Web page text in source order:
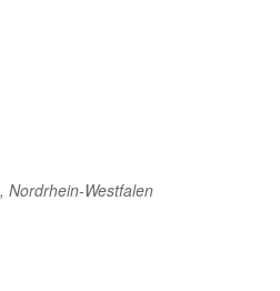
, Nordrhein-Westfalen